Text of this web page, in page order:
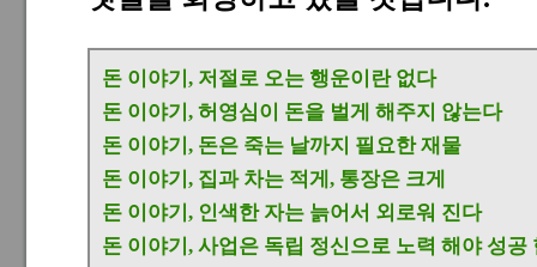
돈 이야기, 저절로 오는 행운이란 없다
돈 이야기, 허영심이 돈을 벌게 해주지 않는다
돈 이야기, 돈은 죽는 날까지 필요한 재물
돈 이야기, 집과 차는 적게, 통장은 크게
돈 이야기, 인색한 자는 늙어서 외로워 진다
돈 이야기, 사업은 독립 정신으로 노력 해야 성공